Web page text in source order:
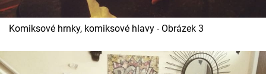
Komiksové hrnky, komiksové hlavy - Obrázek 3